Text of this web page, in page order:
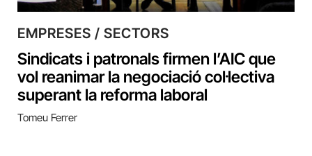
EMPRESES / SECTORS
Sindicats i patronals firmen l’AIC que
vol reanimar la negociació col·lectiva
superant la reforma laboral
Tomeu Ferrer